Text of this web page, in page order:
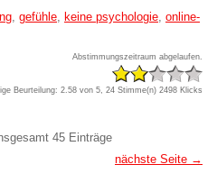
, gefühle, keine psychologie, online-
Abstimmungszeitraum abgelaufen.
Beurteilung: 2.58 von 5, 24 Stimme(n) 2498 Klicks
45 Einträge
nächste Seite →